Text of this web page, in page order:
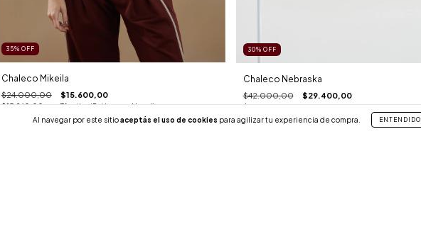
Al navegar por este sitioaceptás el uso de cookies para agilizar tu experiencia de compra. ENTENDIDO
35% OFF
Chaleco Mikeila
$24.000,00 $15.600,00
$13.260,00conEfectivo (Retiro en el local)
3 colores
30% OFF
Chaleco Nebraska
$42.000,00 $29.400,00
$24.990,00conEfectivo (Retiro en el local)
2 colores